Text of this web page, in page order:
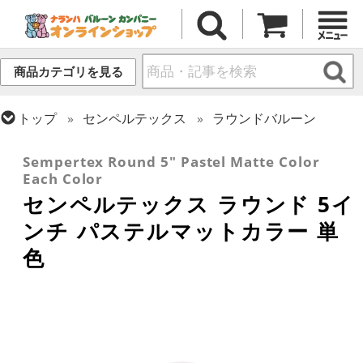
商品カテゴリを見る
トップ センペルテックス
ラウンドバルーン
Sempertex Round 5" Pastel Matte Color
Each Color
センペルテックス ラウンド 5イ
ンチ パステルマットカラー 単
色